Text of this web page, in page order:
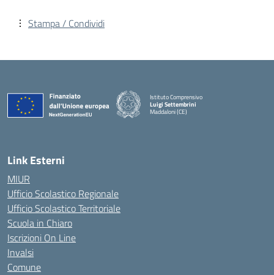
Stampa / Condividi
Istituto Comprensivo
Luigi Settembrini
Maddaloni (CE)
Link Esterni
MIUR
Ufficio Scolastico Regionale
Ufficio Scolastico Territoriale
Scuola in Chiaro
Iscrizioni On Line
Invalsi
Comune